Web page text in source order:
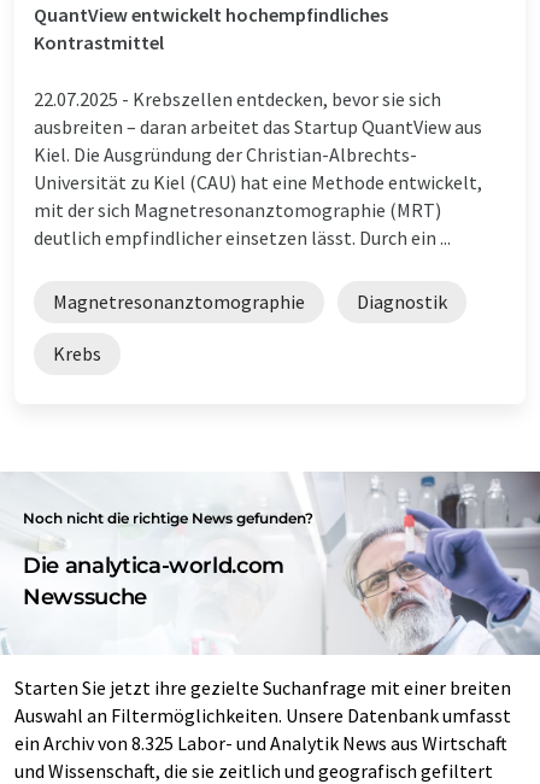
QuantView entwickelt hochempfindliches
Kontrastmittel
22.07.2025 - Krebszellen entdecken, bevor sie sich
ausbreiten – daran arbeitet das Startup QuantView aus
Kiel. Die Ausgründung der Christian-Albrechts-
Universität zu Kiel (CAU) hat eine Methode entwickelt,
mit der sich Magnetresonanztomographie (MRT)
deutlich empfindlicher einsetzen lässt. Durch ein ...
Magnetresonanztomographie Diagnostik
Krebs
Noch nicht die richtige News gefunden?
Die analytica-world.com
Newssuche
Starten Sie jetzt ihre gezielte Suchanfrage mit einer breiten
Auswahl an Filtermöglichkeiten. Unsere Datenbank umfasst
ein Archiv von 8.325 Labor- und Analytik News aus Wirtschaft
und Wissenschaft, die sie zeitlich und geografisch gefiltert